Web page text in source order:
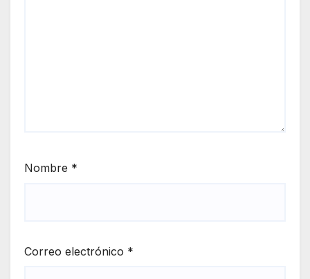
Nombre *
Correo electrónico *